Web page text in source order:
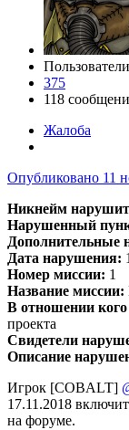
Пользователи
375
118
Жалоба
Опубликовано 11
Никнейм
Нарушенный
Дополнительные
Дата нарушения:
Номер миссии: 1
Название миссии:
В отношении
проекта
Свидетели
Описание
Игрок [COBALT]
17.11.2018
на форуме.